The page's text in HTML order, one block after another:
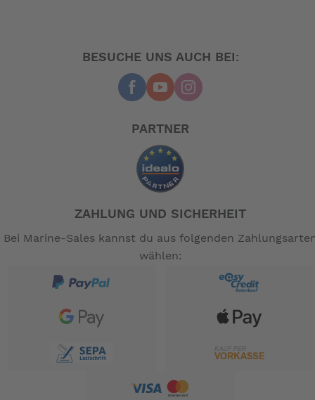
gehören nicht zum Leistungsumfang. --
BESUCHE UNS AUCH BEI:
PARTNER
ZAHLUNG UND SICHERHEIT
Bei Marine-Sales kannst du aus folgenden
wählen: